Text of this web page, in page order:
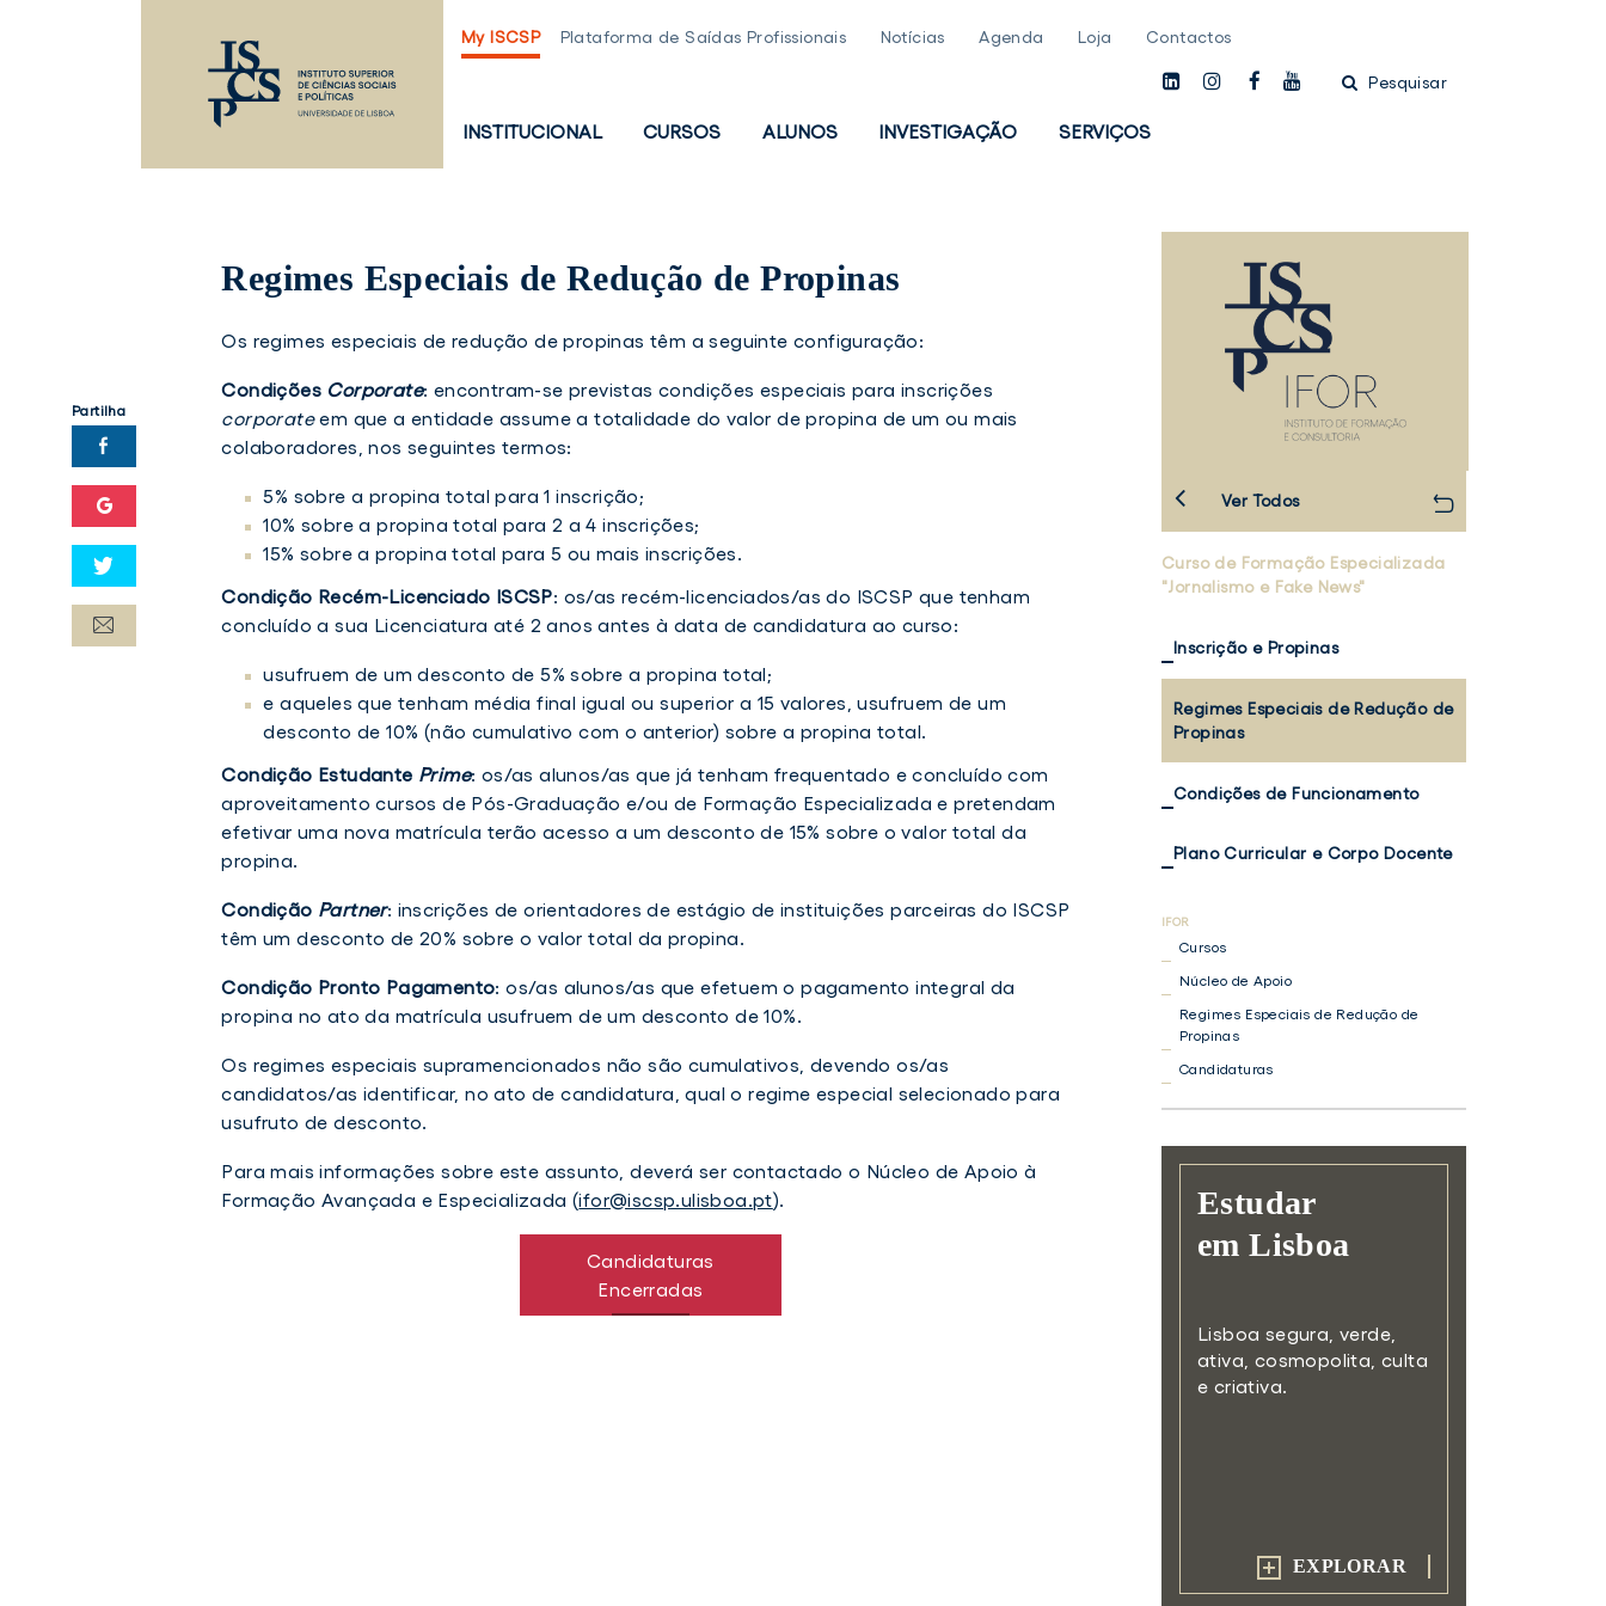
My ISCSP Plataforma de Saídas Profissionais Notícias Agenda Loja Contactos
linkedininstagamfacebook
youtubePesquisar
PÁGINA
INSTITUCIONAL CURSOS ALUNOS INVESTIGAÇÃO SERVIÇOS
Partilha
Regimes Especiais de Redução de Propinas
Os regimes especiais de redução de propinas têm a seguinte configuração:
Condições Corporate: encontram-se previstas condições especiais para inscrições
corporateem que a entidade assume a totalidade do valor de propina de um ou mais
colaboradores, nos seguintes termos:
5% sobre a propina total para 1 inscrição;
10% sobre a propina total para 2 a 4 inscrições;
15% sobre a propina total para 5 ou mais inscrições.
Condição Recém-Licenciado ISCSP: os/as recém-licenciados/as do ISCSP que tenham
concluído a sua Licenciatura até 2 anos antes à data de candidatura ao curso:
usufruem de um desconto de 5% sobre a propina total;
e aqueles que tenham média final igual ou superior a 15 valores, usufruem de um
desconto de 10% (não cumulativo com o anterior) sobre a propina total.
Condição Estudante Prime: os/as alunos/as que já tenham frequentado e concluído com
aproveitamento cursos de Pós-Graduação e/ou de Formação Especializada e pretendam
efetivar uma nova matrícula terão acesso a um desconto de 15% sobre o valor total da
propina.
Condição Partner: inscrições de orientadores de estágio de instituições parceiras do ISCSP
têm um desconto de 20% sobre o valor total da propina.
Condição Pronto Pagamento: os/as alunos/as que efetuem o pagamento integral da
propina no ato da matrícula usufruem de um desconto de 10%.
Os regimes especiais supramencionados não são cumulativos, devendo os/as
candidatos/as identificar, no ato de candidatura, qual o regime especial selecionado para
usufruto de desconto.
Para mais informações sobre este assunto, deverá ser contactado o Núcleo de Apoio à
Formação Avançada e Especializada (ifor@iscsp.ulisboa.pt).
Candidaturas
Encerradas
Ver Todos
Curso de Formação Especializada
"Jornalismo e Fake News"
Inscrição e Propinas
Regimes Especiais de Redução de
Propinas
Condições de Funcionamento
Plano Curricular e Corpo Docente
Cursos
Núcleo de Apoio
Regimes Especiais de Redução de
Propinas
Candidaturas
Estudar
em Lisboa
Lisboa segura, verde,
ativa, cosmopolita, culta
e criativa.
EXPLORAR